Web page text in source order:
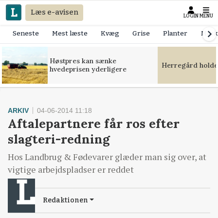
Læs e-avisen LOGIN MENU
Seneste Mest læste Kvæg Grise Planter
Høstpres kan sænke
hvedeprisen yderligere
Herregård
ARKIV 04-06-2014 11:18
Aftalepartnere får ros efter
slagteri-redning
Hos Landbrug & Fødevarer glæder man sig over, at
vigtige arbejdspladser er reddet
Redaktionen